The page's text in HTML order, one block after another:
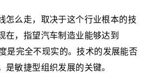
怎么走，取决于这个行业根本的技
在，指望汽车制造业能够达到
是完全不现实的。技术的发展能否
是敏捷型组织发展的关键。